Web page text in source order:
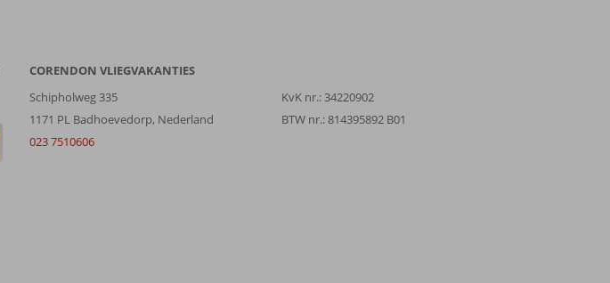
CORENDON VLIEGVAKANTIES
Schipholweg 335
1171 PL Badhoevedorp, Nederland
023 7510606
KvK nr.: 34220902
BTW nr.: 814395892 B01